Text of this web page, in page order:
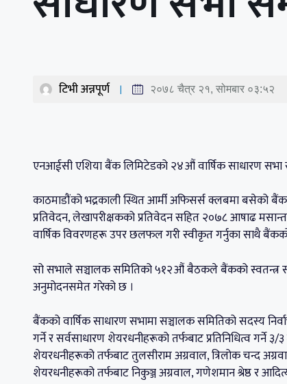
टिभी अन्नपूर्ण २०७८ चैत्र २१, सोमबार ०३:५२
एनआईसी एशिया बैंक लिमिटेडको २४औं वार्षिक साधारण सभा
काठमाडौंको भद्रकाली स्थित आर्मी अफिसर्स क्लबमा बसेको
प्रतिवेदन, लेखापरीक्षकको प्रतिवेदन सहित २०७८ आषाढ
वार्षिक विवरणहरू उपर छलफल गरी स्वीकृत गर्नुका साथै बैंकको
सो सभाले सञ्चालक समितिको ५१२औं बैठकले बैंकको स्वतन्त्र
अनुमोदनसमेत गरेको छ ।
बैंकको वार्षिक साधारण सभामा सञ्चालक समितिको सदस्य
गर्ने र सर्वसाधारण शेयरधनीहरूको तर्फबाट प्रतिनिधित्व गर्ने
शेयरधनीहरूको तर्फबाट तुलसीराम अग्रवाल, त्रिलोक चन्द
शेयरधनीहरूको तर्फबाट निकुञ्ज अग्रवाल, गणेशमान श्रेष्ठ र